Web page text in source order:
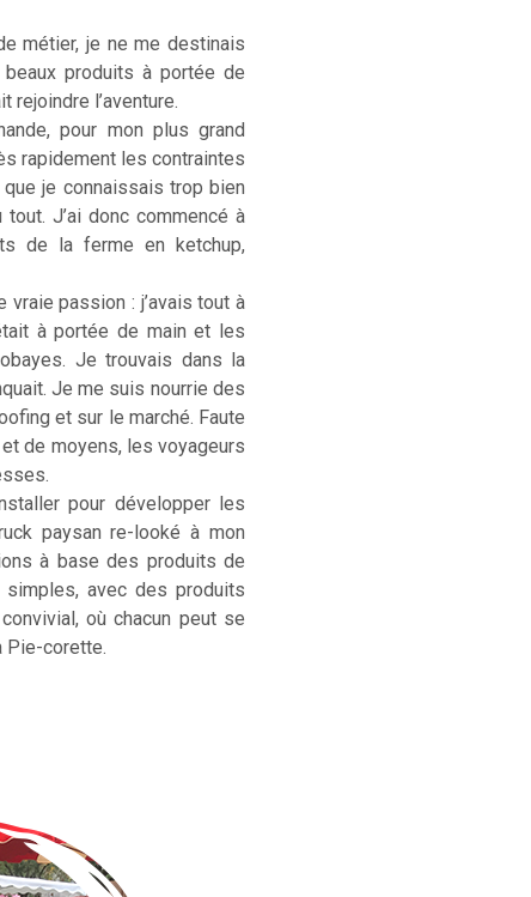
métier, je ne me destinais
produits à portée de
rejoindre l’aventure.
pour mon plus grand
rapidement les contraintes
je connaissais trop bien
tout. J’ai donc commencé à
de la ferme en ketchup,
passion : j’avais tout à
à portée de main et les
Je trouvais dans la
Je me suis nourrie des
et sur le marché. Faute
de moyens, les voyageurs
pour développer les
paysan re-looké à mon
à base des produits de
avec des produits
où chacun peut se
Pie-corette.